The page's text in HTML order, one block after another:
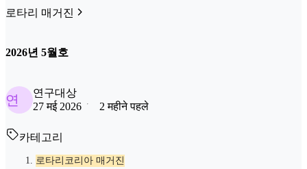
로타리 매거진
2026년 5월호
연
연구대상
27 मई 2026
2 महीने पहले
카테고리
로타리코리아 매거진